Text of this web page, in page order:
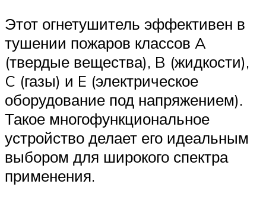
Этот огнетушитель эффективен в
тушении пожаров классов A
(твердые вещества), B (жидкости),
C (газы) и E (электрическое
оборудование под напряжением).
Такое многофункциональное
устройство делает его идеальным
выбором для широкого спектра
применения.